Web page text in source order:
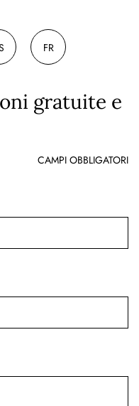
FR
gratuite e
CAMPI OBBLIGATORI